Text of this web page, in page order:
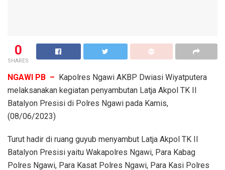
0
SHARES
NGAWI PB – Kapolres Ngawi AKBP Dwiasi Wiyatputera
melaksanakan kegiatan penyambutan Latja Akpol TK II
Batalyon Presisi di Polres Ngawi pada Kamis,
(08/06/2023)
Turut hadir di ruang guyub menyambut Latja Akpol TK II
Batalyon Presisi yaitu Wakapolres Ngawi, Para Kabag
Polres Ngawi, Para Kasat Polres Ngawi, Para Kasi Polres